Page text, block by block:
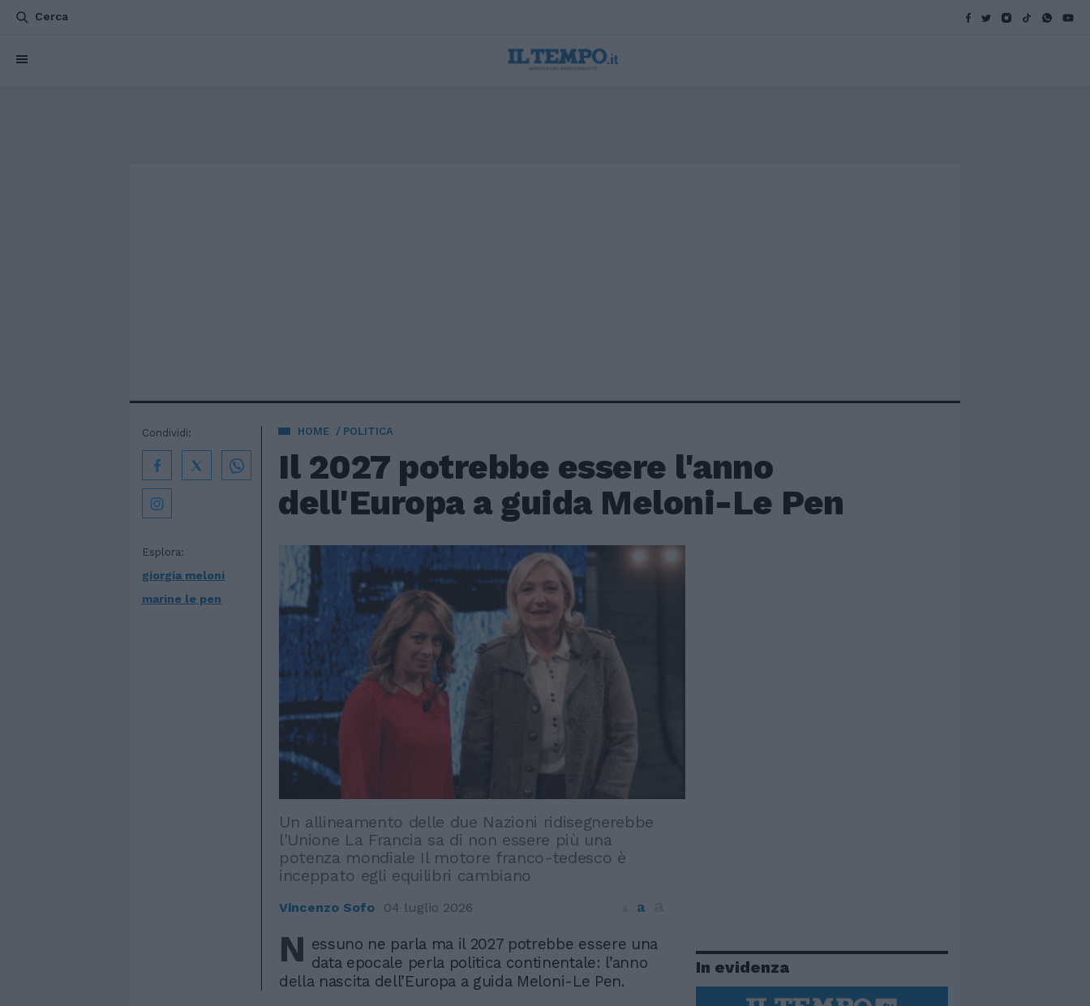
Cerca
HOME POLITICA
Il 2027 potrebbe essere l'anno
dell'Europa a guida Meloni-Le Pen
Esplora:
giorgia meloni
marine le pen
Condividi:
Un allineamento delle due Nazioni ridisegnerebbe
l'Unione La Francia sa di non essere più una
potenza mondiale Il motore franco-tedesco è
inceppato egli equilibri cambiano
Vincenzo Sofo 04 luglio 2026 a
N essuno ne parla ma il 2027 potrebbe essere una
data epocale perla politica continentale: l’anno
della nascita dell’Europa a guida Meloni-Le Pen.
In evidenza